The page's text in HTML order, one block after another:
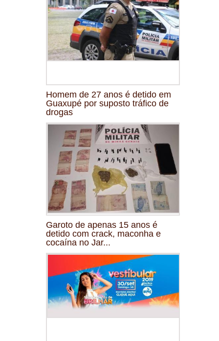
Homem de 27 anos é detido em
Guaxupé por suposto tráfico de
drogas
Garoto de apenas 15 anos é
detido com crack, maconha e
cocaína no Jar...